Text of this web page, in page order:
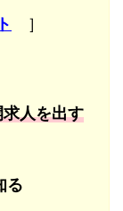
］
人を出す
る